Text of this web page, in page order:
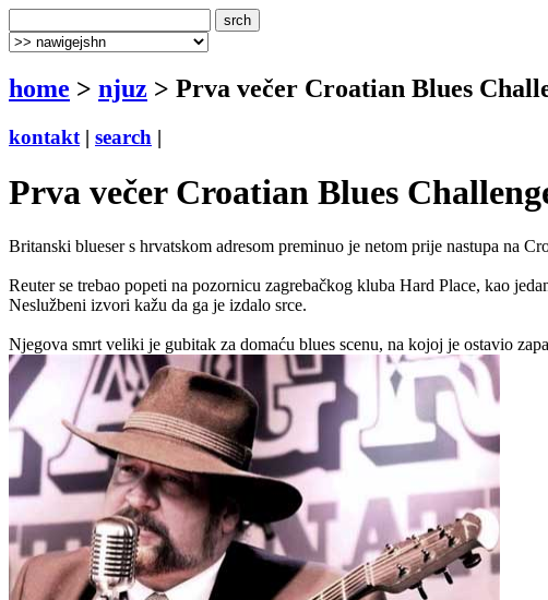
home > njuz > Prva večer Croatian Blues
kontakt | search |
Prva večer Croatian Blues
Britanski blueser s hrvatskom adresom preminuo je netom prije nastupa na
Reuter se trebao popeti na pozornicu zagrebačkog kluba Hard Place, kao
Neslužbeni izvori kažu da ga je izdalo srce.
Njegova smrt veliki je gubitak za domaću blues scenu, na kojoj je ostavio